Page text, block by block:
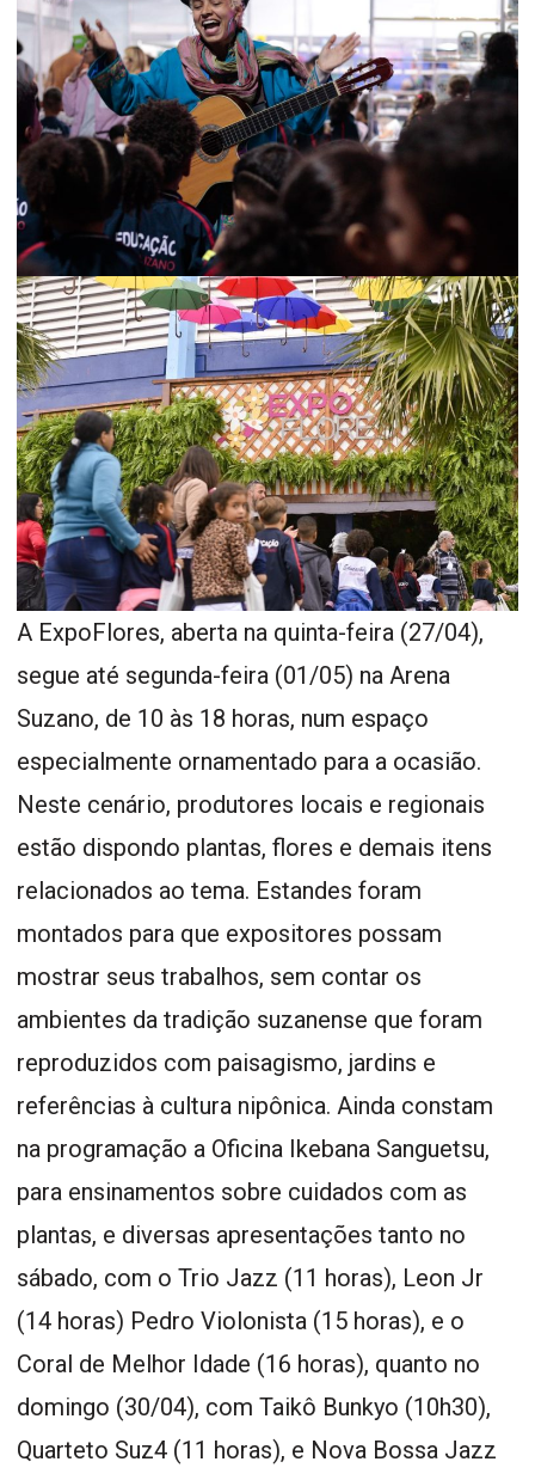
A ExpoFlores, aberta na quinta-feira (27/04),
segue até segunda-feira (01/05) na Arena
Suzano, de 10 às 18 horas, num espaço
especialmente ornamentado para a ocasião.
Neste cenário, produtores locais e regionais
estão dispondo plantas, flores e demais itens
relacionados ao tema. Estandes foram
montados para que expositores possam
mostrar seus trabalhos, sem contar os
ambientes da tradição suzanense que foram
reproduzidos com paisagismo, jardins e
referências à cultura nipônica. Ainda constam
na programação a Oficina Ikebana Sanguetsu,
para ensinamentos sobre cuidados com as
plantas, e diversas apresentações tanto no
sábado, com o Trio Jazz (11 horas), Leon Jr
(14 horas) Pedro Violonista (15 horas), e o
Coral de Melhor Idade (16 horas), quanto no
domingo (30/04), com Taikô Bunkyo (10h30),
Quarteto Suz4 (11 horas), e Nova Bossa Jazz